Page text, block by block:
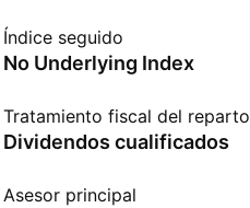
Índice seguido
No Underlying Index
Tratamiento fiscal del reparto
Dividendos cualificados
Asesor principal